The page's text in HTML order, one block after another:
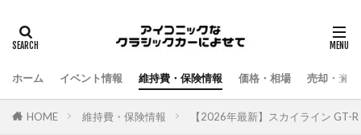
ホーム イベント情報 維持費・保険情報 価格・相場 売却・査
HOME 維持費・保険情報 【2026年最新】スカイライン GT-